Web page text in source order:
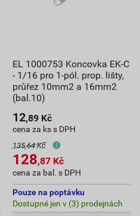
EL 1000753 Koncovka EK-C
- 1/16 pro 1-pól. prop. lišty,
průřez 10mm2 a 16mm2
(bal.10)
12,89 Kč
cena za ks s DPH
135,64 Kč
128,87 Kč
cena za bal. s DPH
Pouze na poptávku
Dostupné jen v (3) prodejnách